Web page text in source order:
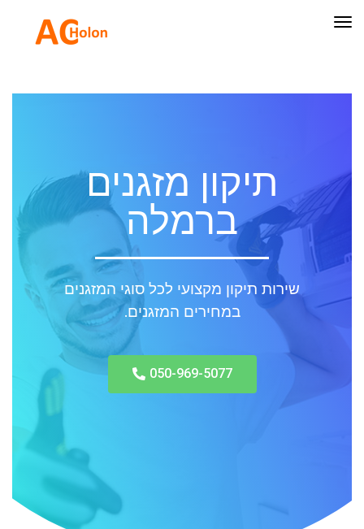
תפריט
תיקון מזגנים
ברמלה
שירות תיקון מקצועי לכל סוגי המזגנים
במחירים המזגנים.
050-969-5077